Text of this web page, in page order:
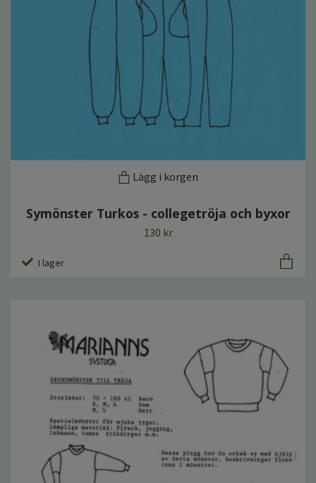
Lägg i korgen
Symönster Turkos - collegetröja och byxor
130 kr
I lager